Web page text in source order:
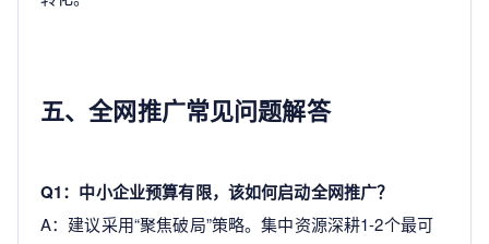
五、全网推广常见问题解答
Q1：中小企业预算有限，该如何启动全网推广？
A：建议采用“聚焦破局”策略。集中资源深耕1-2个最可